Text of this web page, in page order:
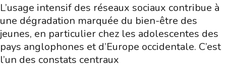
L’usage intensif des réseaux sociaux contribue à
une dégradation marquée du bien-être des
jeunes, en particulier chez les adolescentes des
pays anglophones et d’Europe occidentale. C’est
l’un des constats centraux